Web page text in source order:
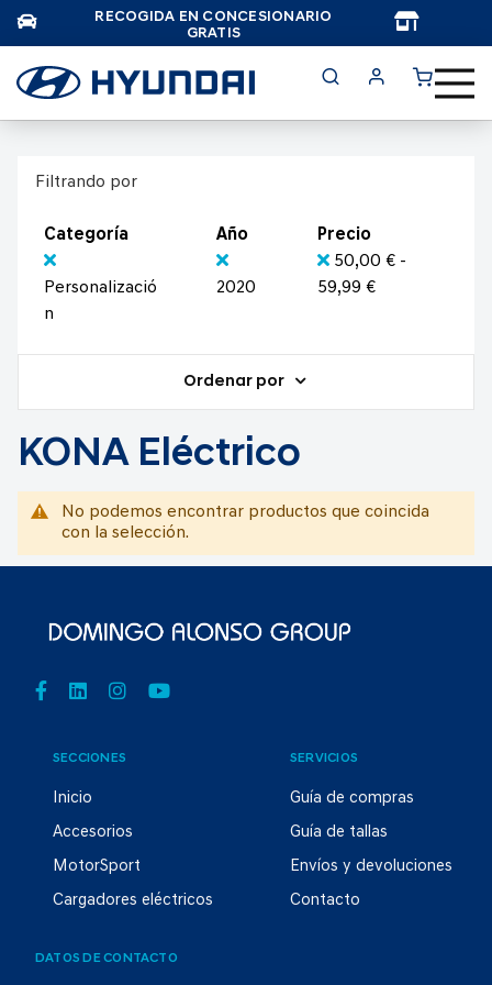
RECOGIDA EN CONCESIONARIO
GRATIS
Filtrando por
Categoría
Personalizació
n
Año
2020
Precio
50,00 € -
59,99 €
Ordenar por
KONA Eléctrico
No podemos encontrar productos que coincida
con la selección.
SECCIONES
Inicio
Accesorios
MotorSport
Cargadores eléctricos
SERVICIOS
Guía de compras
Guía de tallas
Envíos y devoluciones
Contacto
DATOS DE CONTACTO